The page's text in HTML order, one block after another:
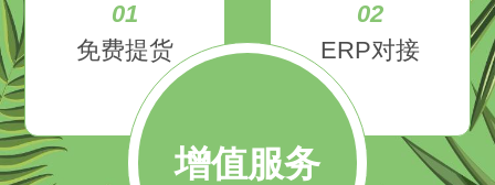
增值服务
01
免费提货
02
ERP对接